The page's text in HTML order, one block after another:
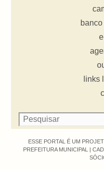
links
ESSE PORTAL É UM
PREFEITURA MUNICIPAL |